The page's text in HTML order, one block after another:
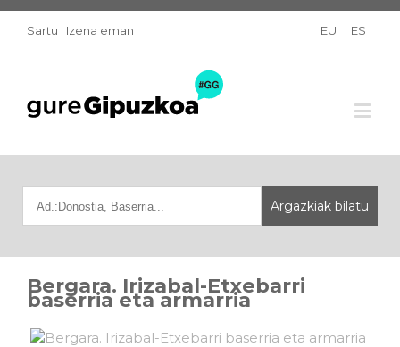
Sartu | Izena eman EU ES
Bergara. Irizabal-Etxebarri
baserria eta armarria